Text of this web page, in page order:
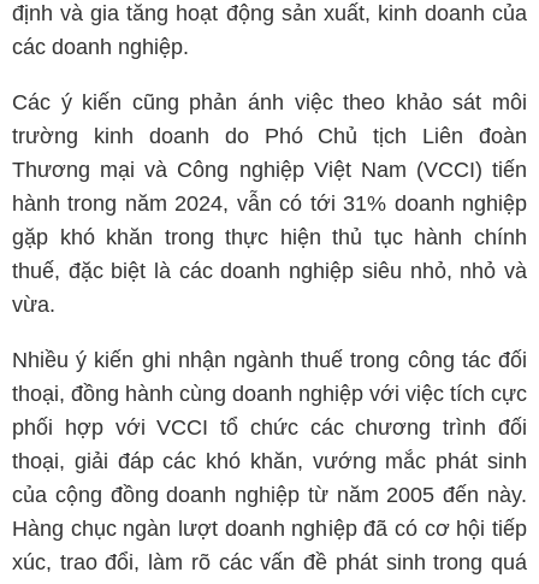
định và gia tăng hoạt động sản xuất, kinh doanh của
các doanh nghiệp.
Các ý kiến cũng phản ánh việc theo khảo sát môi
trường kinh doanh do Phó Chủ tịch Liên đoàn
Thương mại và Công nghiệp Việt Nam (VCCI) tiến
hành trong năm 2024, vẫn có tới 31% doanh nghiệp
gặp khó khăn trong thực hiện thủ tục hành chính
thuế, đặc biệt là các doanh nghiệp siêu nhỏ, nhỏ và
vừa.
Nhiều ý kiến ghi nhận ngành thuế trong công tác đối
thoại, đồng hành cùng doanh nghiệp với việc tích cực
phối hợp với VCCI tổ chức các chương trình đối
thoại, giải đáp các khó khăn, vướng mắc phát sinh
của cộng đồng doanh nghiệp từ năm 2005 đến này.
Hàng chục ngàn lượt doanh nghiệp đã có cơ hội tiếp
xúc, trao đổi, làm rõ các vấn đề phát sinh trong quá